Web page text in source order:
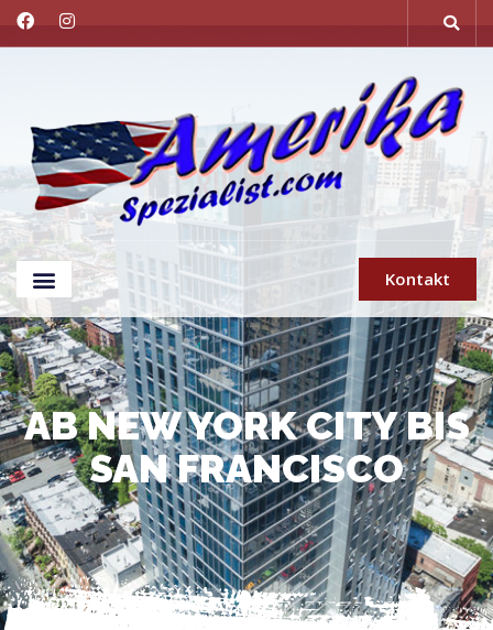
Kontakt
AB NEW YORK CITY BIS
SAN FRANCISCO